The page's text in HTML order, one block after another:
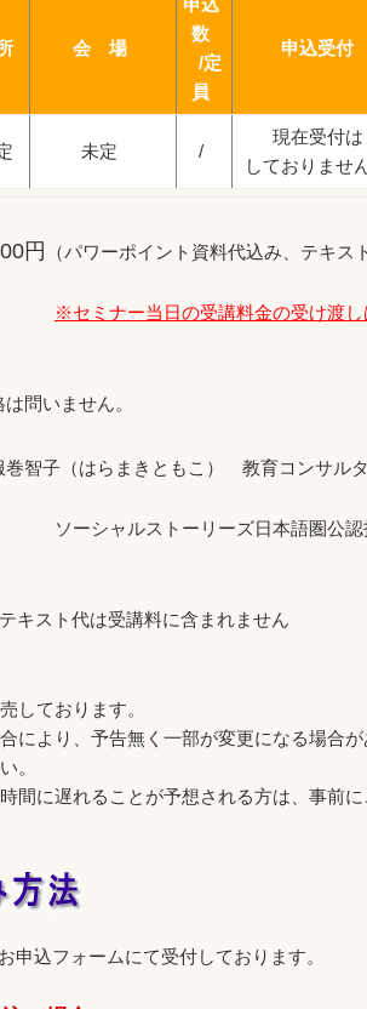
会 場
申込
数
/定
員
申込受付
未定 /
現在受付は
しておりませ
円
（パワーポイント資料代込み、テキス
※セミナー当日の受講料金の受け渡し
いません。
（はらまきともこ） 教育コンサル
トーリーズ日本語圏公認
キスト代は受講料に含まれません
ております。
により、予告無く一部が変更になる場合が
。
間に遅れることが予想される方は、事前に
申込フォームにて受付しております。